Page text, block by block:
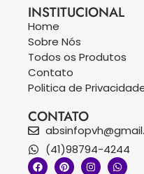
INSTITUCIONAL
Home
Sobre Nós
Todos os Produtos
Contato
Politica de
CONTATO
(41)98794-4244